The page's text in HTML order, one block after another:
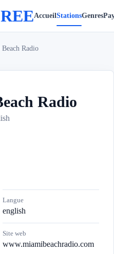
AccueilStationsGenres
Radio
Radio
Langue
english
Site web
www.miamibeachradio.com